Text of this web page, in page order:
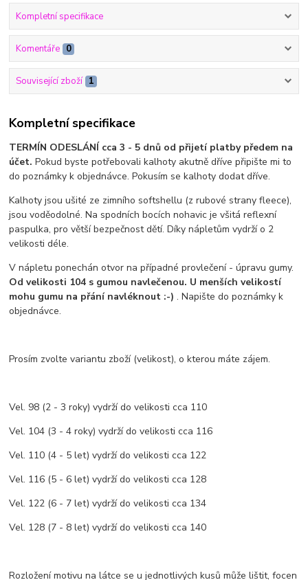
Kompletní specifikace
Komentáře 0
Související zboží 1
Kompletní specifikace
TERMÍN ODESLÁNÍ cca 3 - 5 dnů od přijetí platby předem na
účet.Pokud byste potřebovali kalhoty akutně dříve připište mi to
do poznámky k objednávce. Pokusím se kalhoty dodat dříve.
Kalhoty jsou ušité ze zimního softshellu (z rubové strany fleece),
jsou voděodolné. Na spodních bocích nohavic je všitá reflexní
paspulka, pro větší bezpečnost dětí. Díky nápletům vydrží o 2
velikosti déle.
V nápletu ponechán otvor na případné provlečení - úpravu gumy.
Od velikosti 104 s gumou navlečenou. U menších velikostí
mohu gumu na přání navléknout :-) . Napište do poznámky k
objednávce.
Prosím zvolte variantu zboží (velikost), o kterou máte zájem.
Vel. 98 (2 - 3 roky) vydrží do velikosti cca 110
Vel. 104 (3 - 4 roky) vydrží do velikosti cca 116
Vel. 110 (4 - 5 let) vydrží do velikosti cca 122
Vel. 116 (5 - 6 let) vydrží do velikosti cca 128
Vel. 122 (6 - 7 let) vydrží do velikosti cca 134
Vel. 128 (7 - 8 let) vydrží do velikosti cca 140
Rozložení motivu na látce se u jednotlivých kusů může lištit, focen